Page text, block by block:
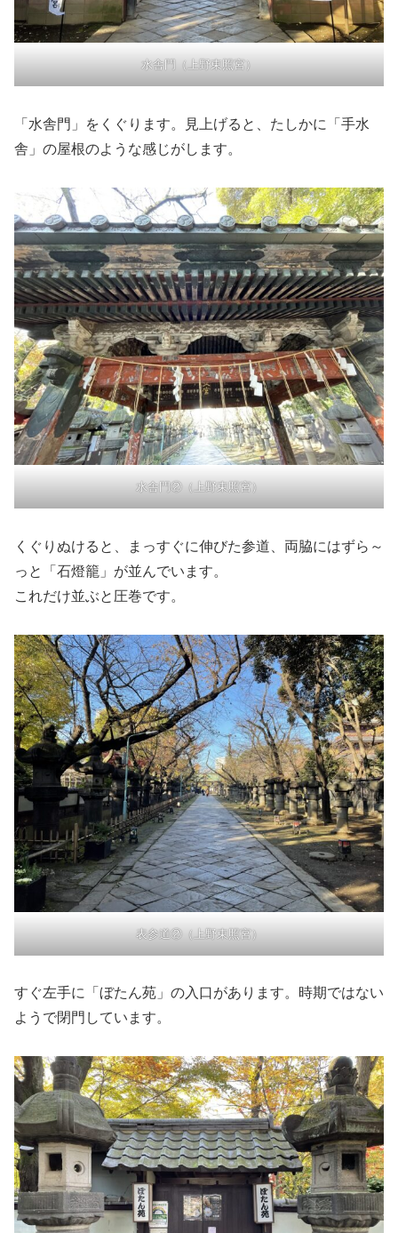
水舎門（上野東照宮）
「水舎門」をくぐります。見上げると、たしかに「手水
舎」の屋根のような感じがします。
水舎門②（上野東照宮）
くぐりぬけると、まっすぐに伸びた参道、両脇にはずら～
っと「石燈籠」が並んでいます。
これだけ並ぶと圧巻です。
表参道②（上野東照宮）
すぐ左手に「ぼたん苑」の入口があります。時期ではない
ようで閉門しています。